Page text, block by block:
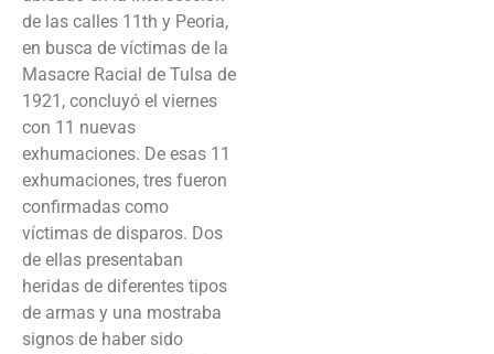
de las calles 11th y Peoria,
en busca de víctimas de la
Masacre Racial de Tulsa de
1921, concluyó el viernes
con 11 nuevas
exhumaciones. De esas 11
exhumaciones, tres fueron
confirmadas como
víctimas de disparos. Dos
de ellas presentaban
heridas de diferentes tipos
de armas y una mostraba
signos de haber sido